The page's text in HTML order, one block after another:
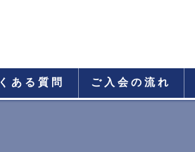
ある質問 ご入会の流れ